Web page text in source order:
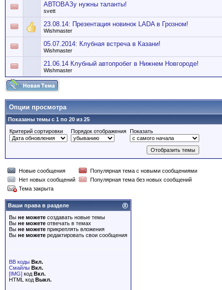
АВТОВАЗу нужны таланты!
svett
23.08.14: Презентация новинок LADA в Грозном!
Wishmaster
05.07.2014: Клубная встреча в Казани!
Wishmaster
21.06.14 Клубный автопробег в Нижнем Новгороде!
Wishmaster
Опции просмотра
Показаны темы с 1 по 20 из 25
Критерий сортировки
Порядок отображения Показать
Новые сообщения
Популярная тема с новыми сообщениями
Нет новых сообщений
Популярная тема без новых сообщений
Тема закрыта
Ваши права в разделе
Вы не можете создавать новые темы
Вы не можете отвечать в темах
Вы не можете прикреплять вложения
Вы не можете редактировать свои сообщения
BB коды Вкл.
Смайлы Вкл.
[IMG] код Вкл.
HTML код Выкл.